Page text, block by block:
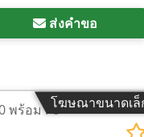
ส่งคำขอ
โฆษณาขนาดเล็
พร้อม FU